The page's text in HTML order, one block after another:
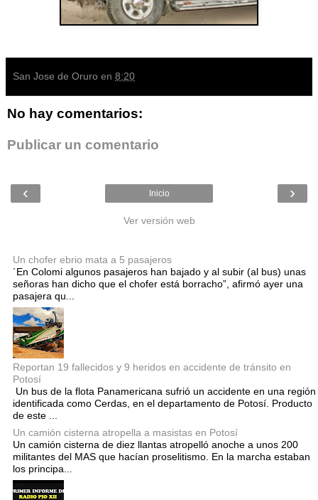
San Jose de Oruro en 8:20
No hay comentarios:
Publicar un comentario
‹ ›
Inicio
Ver versión web
Un chofer ebrio mata a 5 pasajeros
´En Colomi algunos pasajeros han bajado y al subir (al bus) unas
señoras han dicho que el chofer está borracho”, afirmó ayer una
pasajera qu...
Reportan 19 fallecidos y 9 heridos en accidente de tránsito en
Potosí
Un bus de la flota Panamericana sufrió un accidente en una región
identificada como Cerdas, en el departamento de Potosí. Producto
de este ...
Un camión cisterna atropella a masistas en Potosí
Un camión cisterna de diez llantas atropelló anoche a unos 200
militantes del MAS que hacían proselitismo. En la marcha estaban
los principa...